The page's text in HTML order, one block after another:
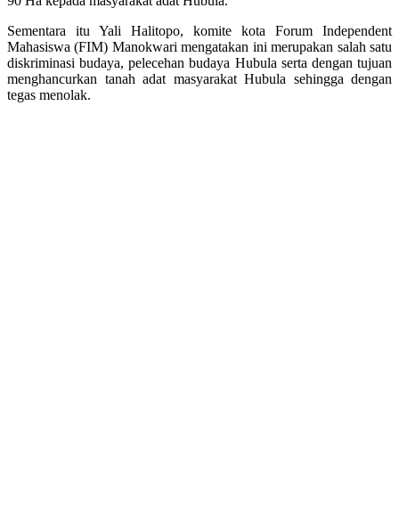
Sementara itu Yali Halitopo, komite kota Forum Independent
Mahasiswa (FIM) Manokwari mengatakan ini merupakan salah satu
diskriminasi budaya, pelecehan budaya Hubula serta dengan tujuan
menghancurkan tanah adat masyarakat Hubula sehingga dengan
tegas menolak.